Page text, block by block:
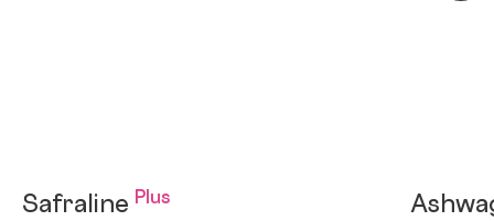
Safraline Plus